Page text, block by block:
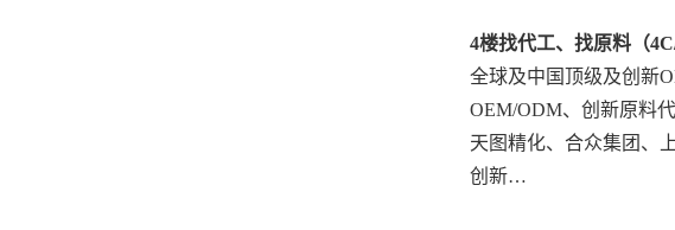
4楼找代工、找原料（
全球及中国顶级及创新
OEM/ODM、创新原料
天图精化、合众集团、
创新…